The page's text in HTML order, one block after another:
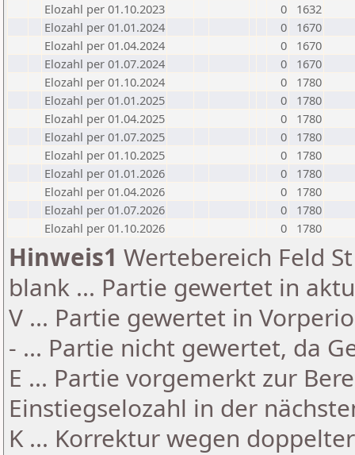
Elozahl per 01.10.2023
0
1632
Elozahl per 01.01.2024
0
1670
Elozahl per 01.04.2024
0
1670
Elozahl per 01.07.2024
0
1670
Elozahl per 01.10.2024
0
1780
Elozahl per 01.01.2025
0
1780
Elozahl per 01.04.2025
0
1780
Elozahl per 01.07.2025
0
1780
Elozahl per 01.10.2025
0
1780
Elozahl per 01.01.2026
0
1780
Elozahl per 01.04.2026
0
1780
Elozahl per 01.07.2026
0
1780
Elozahl per 01.10.2026
0 1780
Hinweis1 Wertebereich Feld
blank ... Partie gewertet in
V ... Partie gewertet in
- ... Partie nicht gewertet, da
E ... Partie vorgemerkt zur
Einstiegselozahl in der
K ... Korrektur wegen